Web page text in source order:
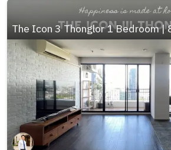
The Icon 3 Thonglor 1 Bedroom |